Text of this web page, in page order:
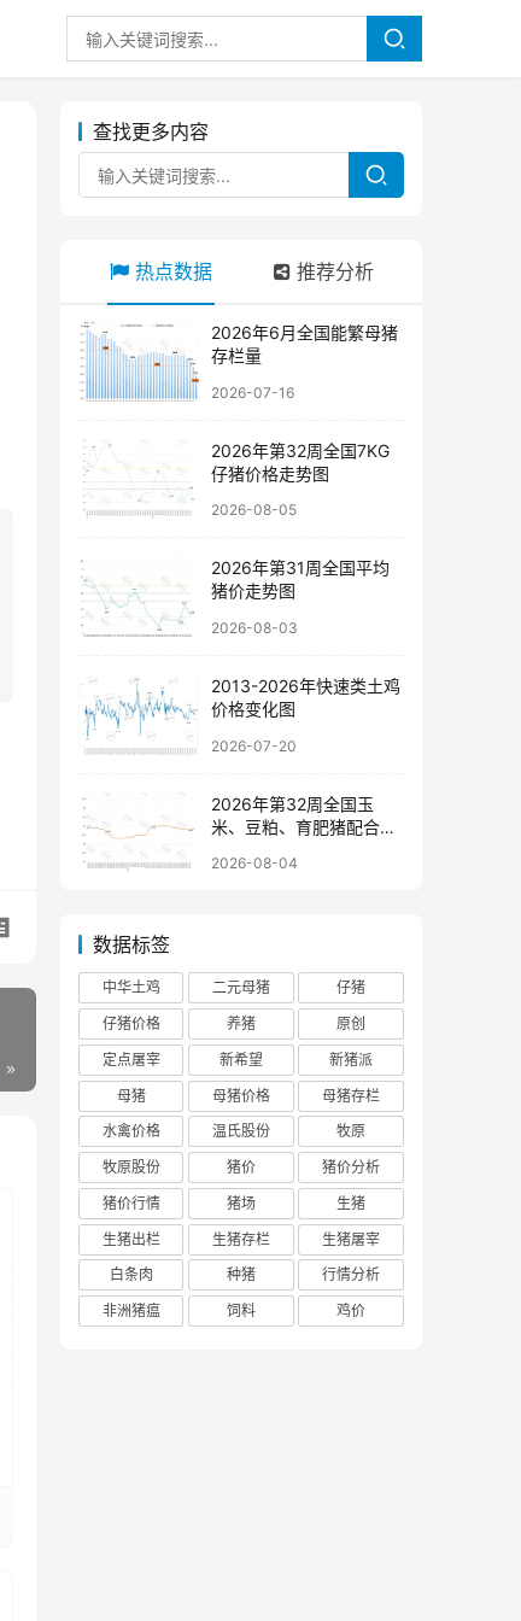
查找更多内容
热点数据 推荐分析
2026年6月全国能繁母猪
存栏量
2026-07-16
2026年第32周全国7KG
仔猪价格走势图
2026-08-05
2026年第31周全国平均
猪价走势图
2026-08-03
2013-2026年快速类土鸡
价格变化图
2026-07-20
2026年第32周全国玉
米、豆粕、育肥猪配合饲
2026-08-04
数据标签
中华土鸡 二元母猪
仔猪
仔猪价格
养猪
原创
定点屠宰
新希望
新猪派
母猪
母猪价格
母猪存栏
水禽价格
温氏股份
牧原
牧原股份
猪价
猪价分析
猪价行情
猪场
生猪
生猪出栏
生猪存栏
生猪屠宰
白条肉
种猪
行情分析
非洲猪瘟
饲料 鸡价